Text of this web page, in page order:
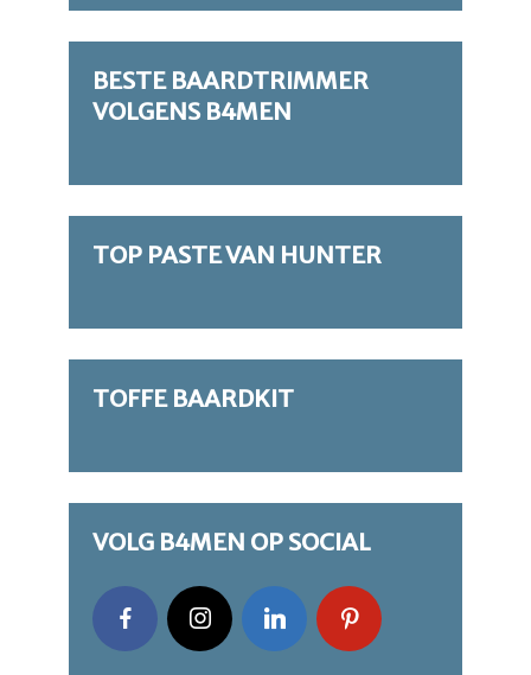
BESTE BAARDTRIMMER
VOLGENS B4MEN
TOP PASTE VAN HUNTER
TOFFE BAARDKIT
VOLG B4MEN OP SOCIAL